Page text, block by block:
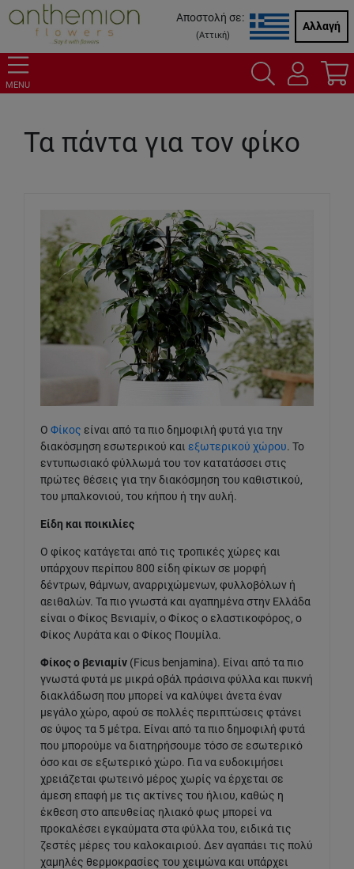
Αποστολή σε:
(Αττική)
Αλλαγή
MENU
Τα πάντα για τον φίκο
Ο Φίκος είναι από τα πιο δημοφιλή φυτά για την
διακόσμηση εσωτερικού και εξωτερικού χώρου. Το
εντυπωσιακό φύλλωμά του τον κατατάσσει στις
πρώτες θέσεις για την διακόσμηση του καθιστικού,
του μπαλκονιού, του κήπου ή την αυλή.
Είδη και ποικιλίες
Ο φίκος κατάγεται από τις τροπικές χώρες και
υπάρχουν περίπου 800 είδη φίκων σε μορφή
δέντρων, θάμνων, αναρριχώμενων, φυλλοβόλων ή
αειθαλών. Τα πιο γνωστά και αγαπημένα στην Ελλάδα
είναι ο Φίκος Βενιαμίν, ο Φίκος ο ελαστικοφόρος, ο
Φίκος Λυράτα και ο Φίκος Πουμίλα.
Φίκος ο βενιαμίν (Ficus benjamina). Είναι από τα πιο
γνωστά φυτά με μικρά οβάλ πράσινα φύλλα και πυκνή
διακλάδωση που μπορεί να καλύψει άνετα έναν
μεγάλο χώρο, αφού σε πολλές περιπτώσεις φτάνει
σε ύψος τα 5 μέτρα. Είναι από τα πιο δημοφιλή φυτά
που μπορούμε να διατηρήσουμε τόσο σε εσωτερικό
όσο και σε εξωτερικό χώρο. Για να ευδοκιμήσει
χρειάζεται φωτεινό μέρος χωρίς να έρχεται σε
άμεση επαφή με τις ακτίνες του ήλιου, καθώς η
έκθεση στο απευθείας ηλιακό φως μπορεί να
προκαλέσει εγκαύματα στα φύλλα του, ειδικά τις
ζεστές μέρες του καλοκαιριού. Δεν αγαπάει τις πολύ
χαμηλές θερμοκρασίες του χειμώνα και υπάρχει